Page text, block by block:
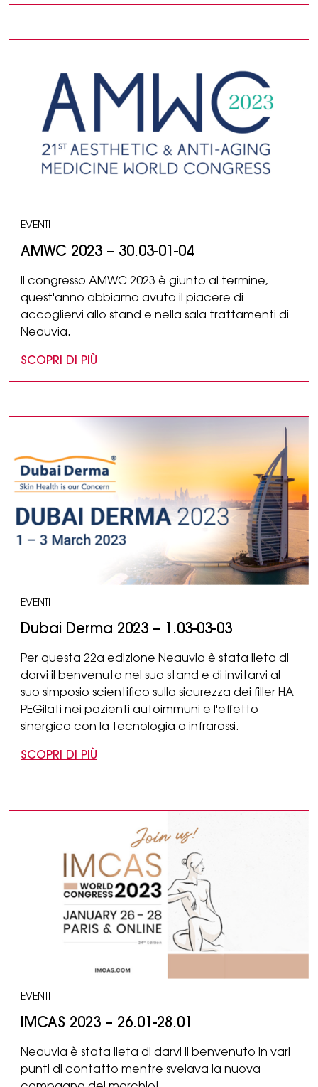
EVENTI
AMWC 2023 – 30.03-01-04
Il congresso AMWC 2023 è giunto al termine,
quest'anno abbiamo avuto il piacere di
accogliervi allo stand e nella sala trattamenti di
Neauvia.
SCOPRI DI PIÙ
EVENTI
Dubai Derma 2023 – 1.03-03-03
Per questa 22a edizione Neauvia è stata lieta di
darvi il benvenuto nel suo stand e di invitarvi al
suo simposio scientifico sulla sicurezza dei filler HA
PEGilati nei pazienti autoimmuni e l'effetto
sinergico con la tecnologia a infrarossi.
SCOPRI DI PIÙ
EVENTI
IMCAS 2023 – 26.01-28.01
Neauvia è stata lieta di darvi il benvenuto in vari
punti di contatto mentre svelava la nuova